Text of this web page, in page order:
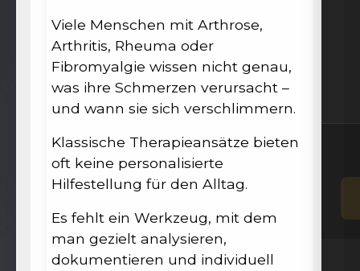
Viele Menschen mit Arthrose,
Arthritis, Rheuma oder
Fibromyalgie wissen nicht genau,
was ihre Schmerzen verursacht –
und wann sie sich verschlimmern.
Klassische Therapieansätze bieten
oft keine personalisierte
Hilfestellung für den Alltag.
Es fehlt ein Werkzeug, mit dem
man gezielt analysieren,
dokumentieren und individuell